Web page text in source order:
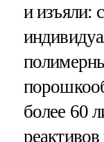
и изъяли:
более 60